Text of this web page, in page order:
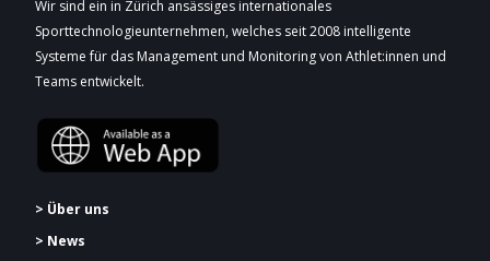
Wir sind ein in Zürich ansässiges internationales
Sporttechnologieunternehmen, welches seit 2008 intelligente
Systeme für das Management und Monitoring von Athlet:innen und
Teams entwickelt.
> Über uns
> News